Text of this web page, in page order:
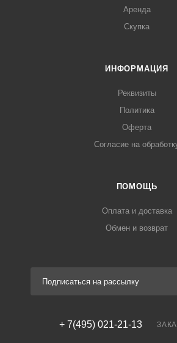
Аренда
Скупка
ИНФОРМАЦИЯ
Реквизиты
Политика
Оферта
Согласие на
ПОМОЩЬ
Оплата и доставка
Обмен и возврат
Подписаться на рассылку
+ 7(495) 021-21-13